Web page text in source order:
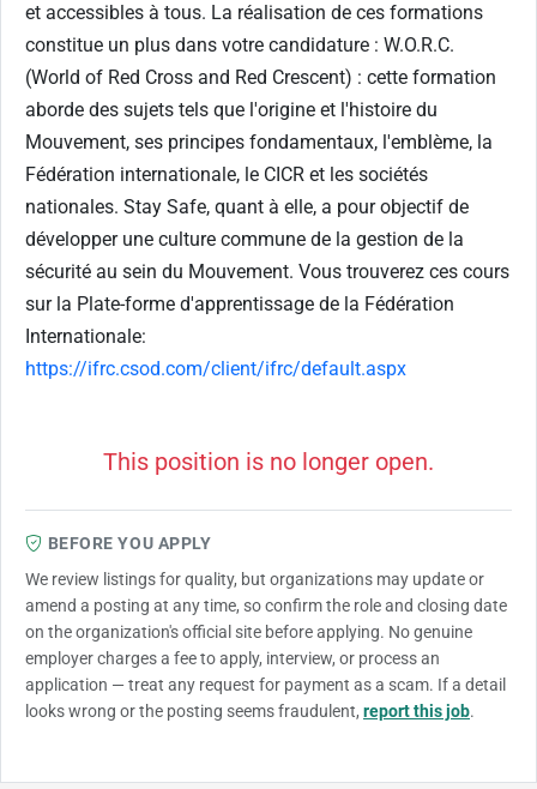
et accessibles à tous. La réalisation de ces formations
constitue un plus dans votre candidature : W.O.R.C.
(World of Red Cross and Red Crescent) : cette formation
aborde des sujets tels que l'origine et l'histoire du
Mouvement, ses principes fondamentaux, l'emblème, la
Fédération internationale, le CICR et les sociétés
nationales. Stay Safe, quant à elle, a pour objectif de
développer une culture commune de la gestion de la
sécurité au sein du Mouvement. Vous trouverez ces cours
sur la Plate-forme d'apprentissage de la Fédération
Internationale:
https://ifrc.csod.com/client/ifrc/default.aspx
This position is no longer open.
BEFORE YOU APPLY
We review listings for quality, but organizations may update or
amend a posting at any time, so confirm the role and closing date
on the organization's official site before applying. No genuine
employer charges a fee to apply, interview, or process an
application — treat any request for payment as a scam. If a detail
looks wrong or the posting seems fraudulent, report this job.